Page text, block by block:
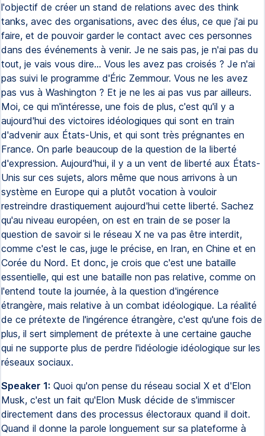
l'objectif de créer un stand de relations avec des think
tanks, avec des organisations, avec des élus, ce que j'ai pu
faire, et de pouvoir garder le contact avec ces personnes
dans des événements à venir. Je ne sais pas, je n'ai pas du
tout, je vais vous dire... Vous les avez pas croisés ? Je n'ai
pas suivi le programme d'Éric Zemmour. Vous ne les avez
pas vus à Washington ? Et je ne les ai pas vus par ailleurs.
Moi, ce qui m'intéresse, une fois de plus, c'est qu'il y a
aujourd'hui des victoires idéologiques qui sont en train
d'advenir aux États-Unis, et qui sont très prégnantes en
France. On parle beaucoup de la question de la liberté
d'expression. Aujourd'hui, il y a un vent de liberté aux États-
Unis sur ces sujets, alors même que nous arrivons à un
système en Europe qui a plutôt vocation à vouloir
restreindre drastiquement aujourd'hui cette liberté. Sachez
qu'au niveau européen, on est en train de se poser la
question de savoir si le réseau X ne va pas être interdit,
comme c'est le cas, juge le précise, en Iran, en Chine et en
Corée du Nord. Et donc, je crois que c'est une bataille
essentielle, qui est une bataille non pas relative, comme on
l'entend toute la journée, à la question d'ingérence
étrangère, mais relative à un combat idéologique. La réalité
de ce prétexte de l'ingérence étrangère, c'est qu'une fois de
plus, il sert simplement de prétexte à une certaine gauche
qui ne supporte plus de perdre l'idéologie idéologique sur les
réseaux sociaux.
Speaker 1: Quoi qu'on pense du réseau social X et d'Elon
Musk, c'est un fait qu'Elon Musk décide de s'immiscer
directement dans des processus électoraux quand il doit.
Quand il donne la parole longuement sur sa plateforme à